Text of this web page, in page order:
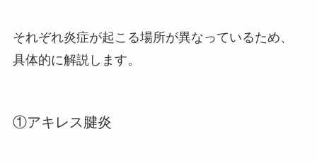
それぞれ炎症が起こる場所が異なっているため、
具体的に解説します。
①アキレス腱炎